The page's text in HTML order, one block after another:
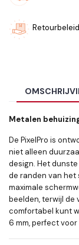
Retourbeleid
Metalen
De PixelPro is
niet alleen
design. Het
de randen van het
maximale
beelden, terwijl de
comfortabel kunt
6 mm, perfect